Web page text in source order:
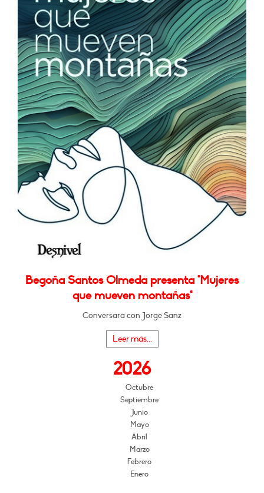
Begoña Santos Olmeda presenta "Mujeres
que mueven montañas"
Conversará con Jorge Sanz
Leer más...
2026
Octubre
Septiembre
Junio
Mayo
Abril
Marzo
Febrero
Enero